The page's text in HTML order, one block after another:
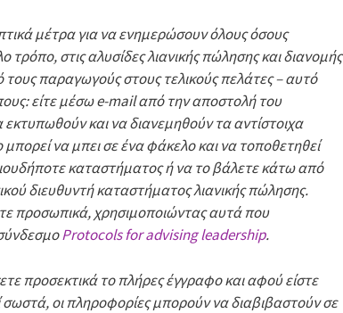
μέτρα για να ενημερώσουν όλους όσους
στις αλυσίδες λιανικής πώλησης και διανομής
παραγωγούς στους τελικούς πελάτες – αυτό
είτε μέσω e-mail από την αποστολή του
και να διανεμηθούν τα αντίστοιχα
να μπει σε ένα φάκελο και να τοποθετηθεί
καταστήματος ή να το βάλετε κάτω από
διευθυντή καταστήματος λιανικής πώλησης.
προσωπικά, χρησιμοποιώντας αυτά που
Protocols for advising leadership.
προσεκτικά το πλήρες έγγραφο και αφού είστε
σωστά, οι πληροφορίες μπορούν να διαβιβαστούν σε